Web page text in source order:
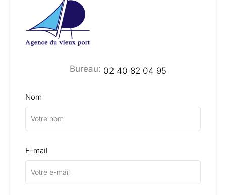
Bureau: 02 40 82 04 95
Nom
E-mail